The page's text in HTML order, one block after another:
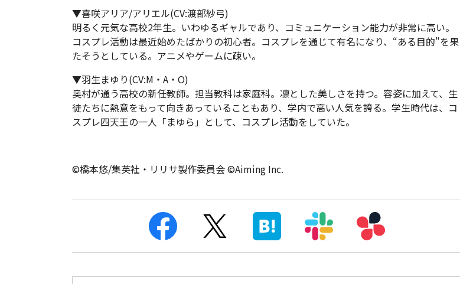
▼喜咲アリア/アリエル(CV:渡部紗弓)
明るく元気な高校2年生。いわゆるギャルであり、コミュニケーション能力が非常に高い。
コスプレ活動は最近始めたばかりの初心者。コスプレを通じて有名になり、“ある目的"を果
たそうとしている。アニメやゲームに疎い。
▼羽生まゆり(CV:M・A・O)
奥村が通う高校の新任教師。担当教科は家庭科。凛とした美しさを持つ。容姿に加えて、生
徒たちに熱意をもって向きあっていることもあり、学内で高い人気を誇る。学生時代は、コ
スプレ四天王の一人「まゆら」として、コスプレ活動をしていた。
©橋本悠/集英社・リリサ製作委員会 ©Aiming Inc.